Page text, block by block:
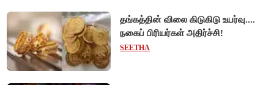
தங்கத்தின் விலை கிடுகிடு உயர்வு....
நகைப் பிரியர்கள் அதிர்ச்சி!
SEETHA